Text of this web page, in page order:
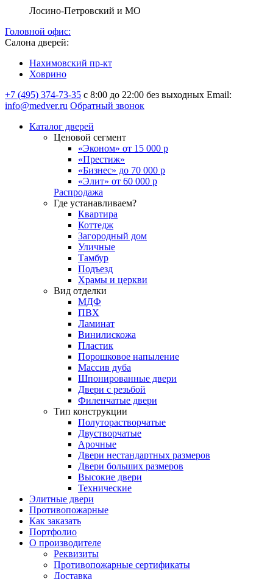
Лосино-Петровский и МО
Головной офис:
Салона дверей:
Нахимовский пр-кт
Ховрино
+7 (495) 374-73-35 с 8:00 до 22:00 без выходных Email:
info@medver.ru Обратный звонок
Каталог дверей
Ценовой сегмент
«Эконом» от 15 000 р
«Престиж»
«Бизнес» до 70 000 р
«Элит» от 60 000 р
Распродажа
Где устанавливаем?
Квартира
Коттедж
Загородный дом
Уличные
Тамбур
Подъезд
Храмы и церкви
Вид отделки
МДФ
ПВХ
Ламинат
Винилискожа
Пластик
Порошковое напыление
Массив дуба
Шпонированные двери
Двери с резьбой
Филенчатые двери
Тип конструкции
Полуторастворчатые
Двустворчатые
Арочные
Двери нестандартных размеров
Двери больших размеров
Высокие двери
Технические
Элитные двери
Противопожарные
Как заказать
Портфолио
О производителе
Реквизиты
Противопожарные сертификаты
Доставка